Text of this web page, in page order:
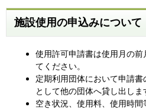
施設使用の申込みについて
使用許可申請書は使用月の
てください。
定期利用団体において申請
として他の団体へ貸し出しま
空き状況、使用料、使用時